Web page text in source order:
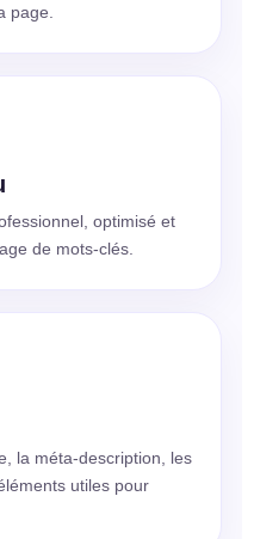
page.
optimisé et
de mots-clés.
la méta-description, les
utiles pour